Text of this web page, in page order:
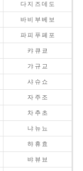
다 지 즈 데 도
바 비 부 베 보
파 피 푸 페 포
캬 큐 쿄
갸 규 교
샤 슈 쇼
자 주 조
차 추 초
냐 뉴 뇨
햐 휴 효
뱌 뷰 뵤